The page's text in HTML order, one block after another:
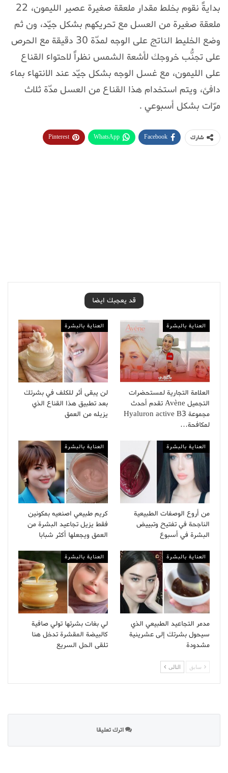
بدايةً نقوم بخلط مقدار ملعقة صغيرة عصير الليمون، 22
ملعقة صغيرة من العسل مع تحريكهم بشكل جيّد، ون ثم
وضع الخليط الناتج على الوجه لمدّة 30 دقيقة مع الحرص
على تجنُّب خروجك لأشعة الشمس نظراً لاحتواء القناع
على الليمون، مع غسل الوجه بشكل جيّد عند الانتهاء بماء
دافئ، ويتم استخدام هذا القناع من العسل مدّة ثلاث
مرّات بشكل أسبوعي .
شارك Facebook
WhatsApp
Pinterest
قد يعجبك ايضا
العناية بالبشرة
العلامة التجارية لمستحضرات
التجميل Avène تقدم أحدث
مجموعة Hyaluron active B3
لمكافحة…
العناية بالبشرة
لن يبقى أثر للكلف في بشرتك
بعد تطبيق هذا القناع الذي
يزيله من العمق
العناية بالبشرة
من أروع الوصفات الطبيعية
الناجحة في تفتيح وتبييض
البشرة في أسبوع
العناية بالبشرة
كريم طبيعي اصنعيه بمكونين
فقط يزيل تجاعيد البشرة من
العمق ويجعلها أكثر شبابا
العناية بالبشرة
مدمر التجاعيد الطبيعي الذي
سيحول بشرتك إلى عشرينية
مشدودة
العناية بالبشرة
لي بغات بشرتها تولي صافية
كالبيضة المقشرة تدخل هنا
تلقى الحل السريع
سابق التالى
اترك تعليقا